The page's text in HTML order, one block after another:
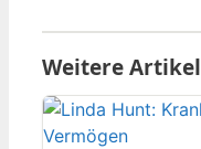
Weitere Artikel